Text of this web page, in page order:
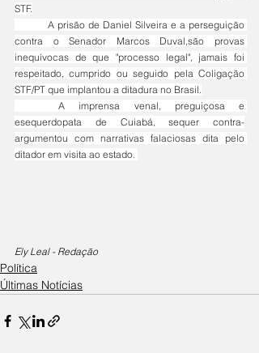
STF.
contra o Senador Marcos Duval,são provas
inequívocas de que "processo legal", jamais foi
respeitado, cumprido ou seguido pela Coligação
STF/PT que implantou a ditadura no Brasil.
	A imprensa venal, preguiçosa e
esequerdopata de Cuiabá, sequer contra-
argumentou com narrativas falaciosas dita pelo
ditador em visita ao estado.
Ely Leal - Redação
Política
Últimas Notícias